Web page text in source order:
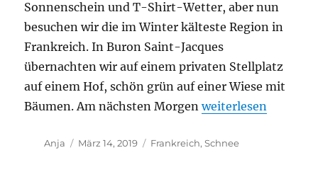
Sonnenschein und T-Shirt-Wetter, aber nun
besuchen wir die im Winter kälteste Region in
Frankreich. In Buron Saint-Jacques
übernachten wir auf einem privaten Stellplatz
auf einem Hof, schön grün auf einer Wiese mit
Bäumen. Am nächsten Morgen„Unsere letzten
weiterlesen
Autor
Anja
Veröffentlicht
März 14, 2019 Schlagwörter
Frankreich,Schnee